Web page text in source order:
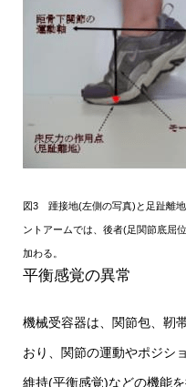
図3 踵接地(左側の写真)と足趾離
ントアームでは、後者(足関節底屈
加わる。
平衡感覚の異常
機械受容器は、関節包、靭
おり、関節の運動やポジシ
維持(平衡感覚)などの機能